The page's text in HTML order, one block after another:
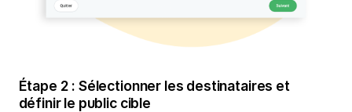
Étape 2 : Sélectionner les destinataires et
définir le public cible